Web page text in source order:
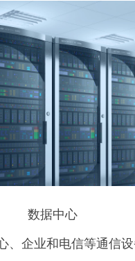
数据中心
、企业和电信等通信